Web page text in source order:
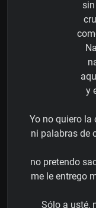
y
Yo no quiero la
ni palabras de
no pretendo
me le entrego
Sólo a usté,